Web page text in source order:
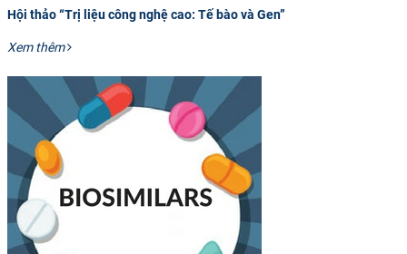
Hội thảo “Trị liệu công nghệ cao: Tế bào và Gen”
Xem thêm